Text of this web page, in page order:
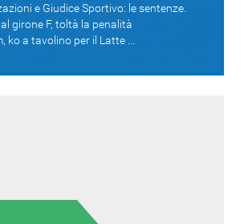
e Giudice Sportivo: le sentenze.
girone F, toltà la penalità
ko a tavolino per il Latte ...